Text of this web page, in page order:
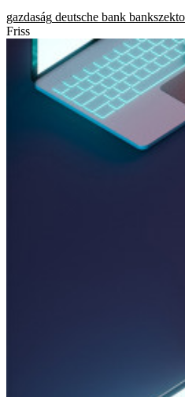
gazdaság deutsche bank
Friss